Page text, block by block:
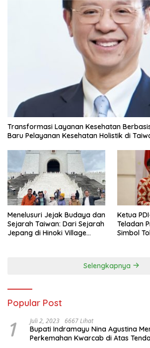
Transformasi Layanan Kesehatan
Baru Pelayanan Kesehatan Holistik di
Menelusuri Jejak Budaya dan
Sejarah Taiwan: Dari Sejarah
Jepang di Hinoki Village
Ketua
Teladan
Simbol
Selengkapnya
Popular Post
1 Juli 2, 2023 6667 Lihat
Bupati Indramayu Nina Agustina
Perkemahan Kwarcab di Atas